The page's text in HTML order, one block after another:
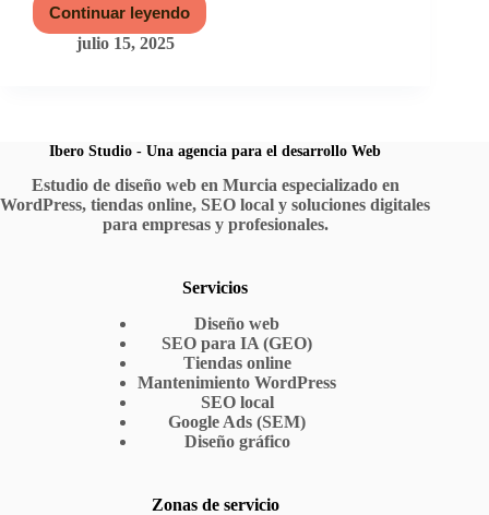
Continuar leyendo
Cuando
el
poder
la
de
Meta
por
julio 15, 2025
Ibero Studio - Una agencia para el desarrollo Web
Estudio de diseño web en Murcia especializado en
WordPress, tiendas online, SEO local y soluciones digitales
para empresas y profesionales.
Servicios
Diseño web
SEO para IA (GEO)
Tiendas online
Mantenimiento WordPress
SEO local
Google Ads (SEM)
Diseño gráfico
Zonas de servicio